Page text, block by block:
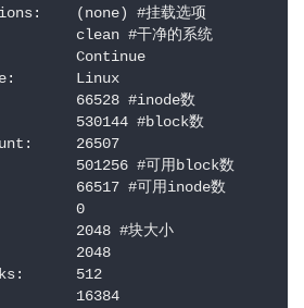
(none) #挂载选项
clean #干净的系统
Continue
Linux
66528 #inode数
530144 #block数
26507
501256 #可用block数
66517 #可用inode数
0
2048 #块大小
2048
512
16384